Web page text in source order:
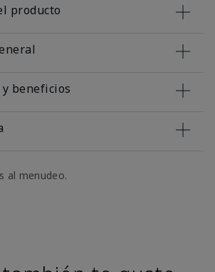
producto
beneficios
al menudeo.